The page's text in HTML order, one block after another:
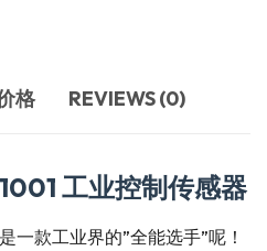
格 REVIEWS (0)
工业控制传感器
一款工业界的”全能选手”呢！